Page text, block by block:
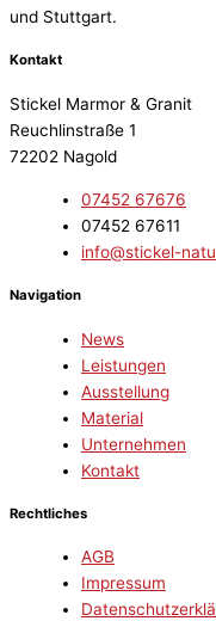
und Stuttgart.
Kontakt
Stickel Marmor & Granit
Reuchlinstraße 1
72202 Nagold
07452 67676
07452 67611
info@stickel-
Navigation
News
Leistungen
Ausstellung
Material
Unternehmen
Kontakt
Rechtliches
AGB
Impressum